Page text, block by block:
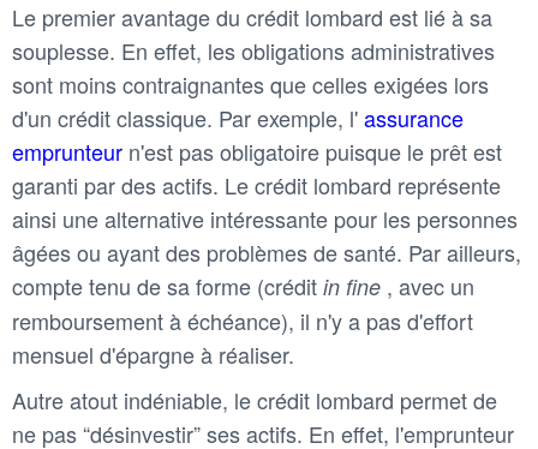
Le premier avantage du crédit lombard est lié à sa
souplesse. En effet, les obligations administratives
sont moins contraignantes que celles exigées lors
d'un crédit classique. Par exemple, l'assurance
emprunteur n'est pas obligatoire puisque le prêt est
garanti par des actifs. Le crédit lombard représente
ainsi une alternative intéressante pour les personnes
âgées ou ayant des problèmes de santé. Par ailleurs,
compte tenu de sa forme (crédit in fine , avec un
remboursement à échéance), il n'y a pas d'effort
mensuel d'épargne à réaliser.
Autre atout indéniable, le crédit lombard permet de
ne pas “désinvestir” ses actifs. En effet, l'emprunteur